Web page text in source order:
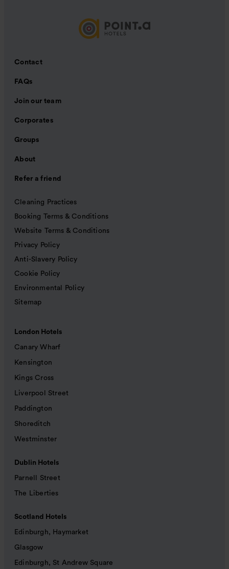
Contact
FAQs
Join our team
Corporates
Groups
About
Refer a friend
Cleaning Practices
Booking Terms & Conditions
Website Terms & Conditions
Privacy Policy
Anti-Slavery Policy
Cookie Policy
Environmental Policy
Sitemap
London Hotels
Canary Wharf
Kensington
Kings Cross
Liverpool Street
Paddington
Shoreditch
Westminster
Dublin Hotels
Parnell Street
The Liberties
Scotland Hotels
Edinburgh, Haymarket
Glasgow
Edinburgh, St Andrew Square